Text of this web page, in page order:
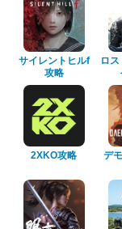
サイレントヒルf
攻略
ロ
2XKO攻略 デ